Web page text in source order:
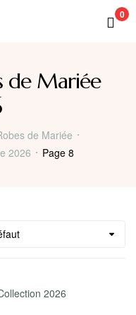
0
de Mariée
de Mariée
2026
Page 8